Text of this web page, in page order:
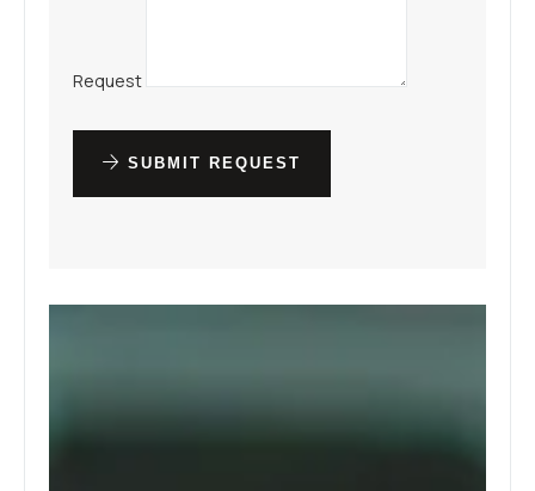
Request
SUBMIT REQUEST